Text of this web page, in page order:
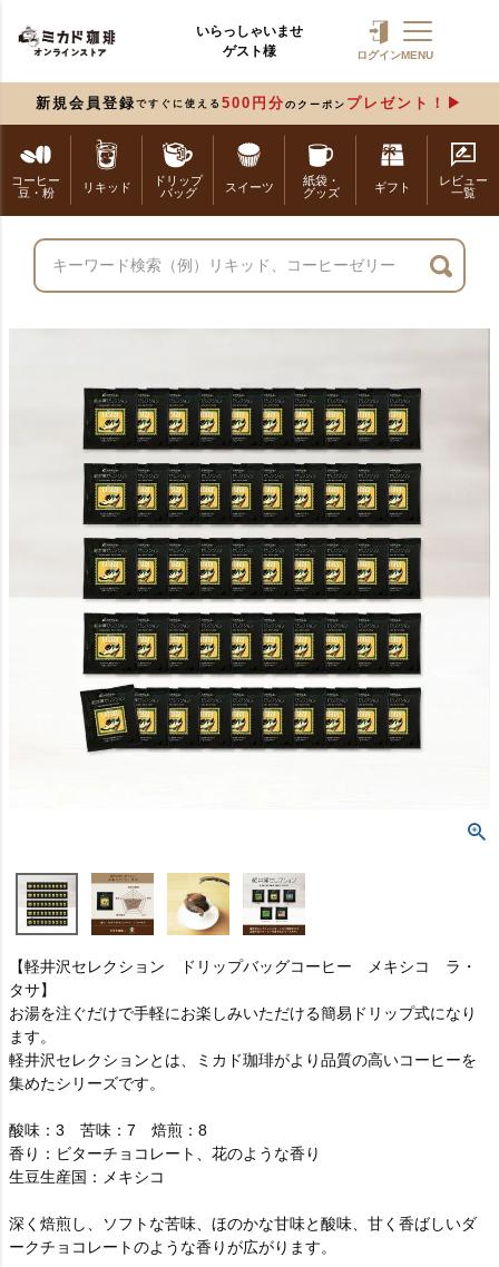
いらっしゃいませ
ゲスト様
ログインMENU
新規会員登録 ですぐに使える 500円分 のクーポン プレゼント！
コーヒー
豆・粉
リキッド
ドリップ
バッグ
スイーツ
紙袋・
グッズ
ギフト
レビュー
一覧
【軽井沢セレクション ドリップバッグコーヒー メキシコ ラ・
タサ】
お湯を注ぐだけで手軽にお楽しみいただける簡易ドリップ式になり
ます。
軽井沢セレクションとは、ミカド珈琲がより品質の高いコーヒーを
集めたシリーズです。
酸味：3 苦味：7 焙煎：8
香り：ビターチョコレート、花のような香り
生豆生産国：メキシコ
深く焙煎し、ソフトな苦味、ほのかな甘味と酸味、甘く香ばしいダ
ークチョコレートのような香りが広がります。